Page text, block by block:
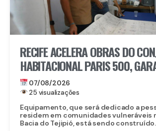
RECIFE ACELERA OBRAS DO
HABITACIONAL PARIS 500,
80 NOVAS MORADIAS
07/08/2026
25 visualizações
Equipamento, que será dedicado a
residem em comunidades vulneráveis
Bacia do Tejipió, está sendo